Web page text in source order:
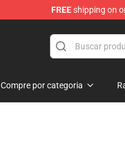
FREEshipping on
Compre por categoria